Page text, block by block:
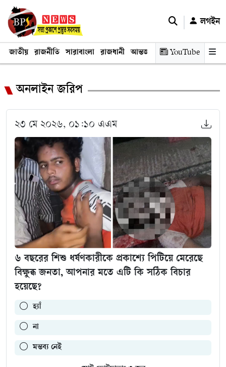
লগইন
জাতীয় রাজনীতি সারাবাংলা রাজধানী আন্তর্জাতিক অর্থনীতি তথ্য
YouTube
অনলাইন জরিপ
২৩ মে ২০২৬, ০১:১০ এএম
৬ বছরের শিশু ধর্ষণকারীকে প্রকাশ্যে পিটিয়ে মেরেছে
বিক্ষুব্ধ জনতা, আপনার মতে এটি কি সঠিক বিচার
হয়েছে?
হ্যাঁ
না
মন্তব্য নেই